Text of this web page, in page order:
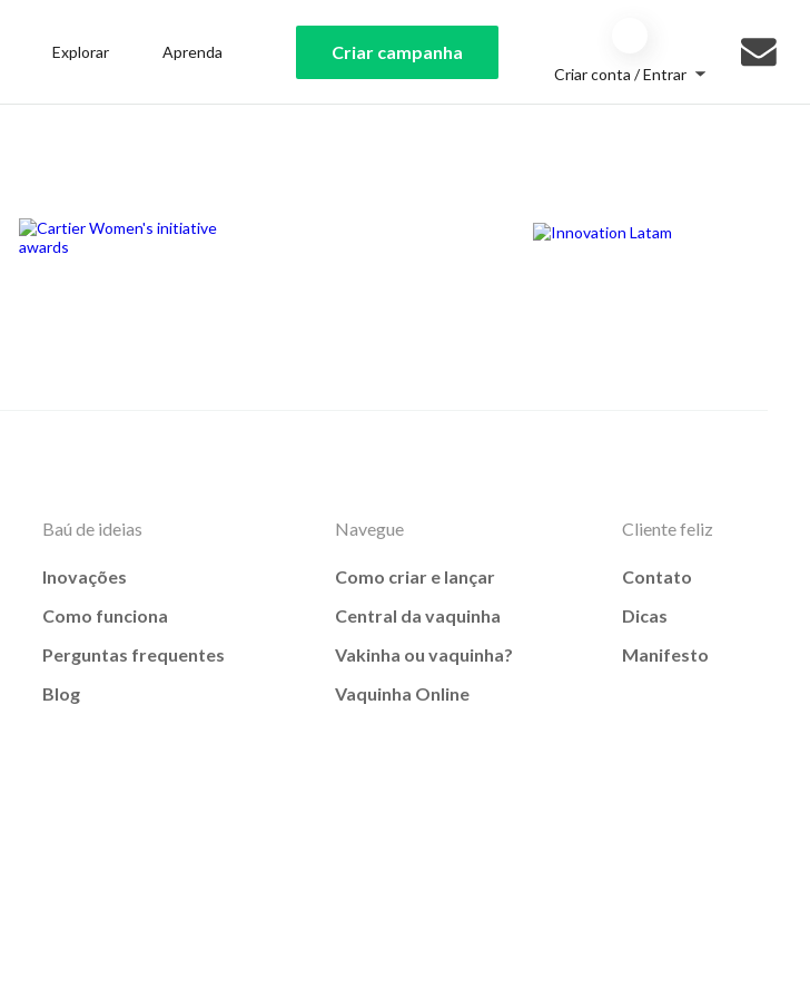
Explorar Aprenda Criar campanha
Criar conta / Entrar
Baú de ideias
Inovações
Como funciona
Perguntas frequentes
Blog
Navegue
Como criar e lançar
Central da vaquinha
Vakinha ou vaquinha?
Vaquinha Online
Cliente feliz
Contato
Dicas
Manifesto